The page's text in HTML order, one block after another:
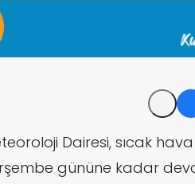
Dairesi, sıcak
gününe kadar